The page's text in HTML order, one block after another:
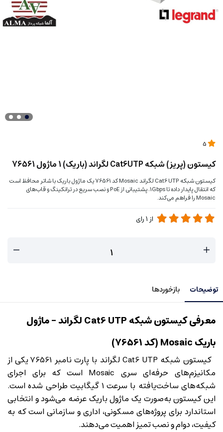
کیستون (پریز) شبکه Cat6UTP لگراند (باریک) 1 ماژول 76561
کیستون شبکه Cat6 UTP لگراند Mosaic کد 76561 یک ماژول باریک با شاتر محافظ است
که انتقال پایدار داده تا 1Gbps، پشتیبانی از PoE و نصب سریع در ترانکینگ و قاب‌های
Mosaic را فراهم می‌کند.
از 1رای
توضیحات بازخوردها
معرفی کیستون شبکه Cat6 UTP لگراند – ماژول
باریک Mosaic (کد 76561)
کیستون شبکه Cat6 UTP لگراند با پارت نامبر 76561 یکی از
مکانیزم‌های حرفه‌ای سری Mosaic است که برای اجرای
شبکه‌های ساخت‌یافته با سرعت 1 گیگابیت طراحی شده است.
این کیستون به‌صورت یک ماژول باریک عرضه می‌شود و انتخابی
استاندارد برای پروژه‌های مسکونی، اداری و سازمانی است که به
کیفیت، دوام و نصب تمیز اهمیت می‌دهند.